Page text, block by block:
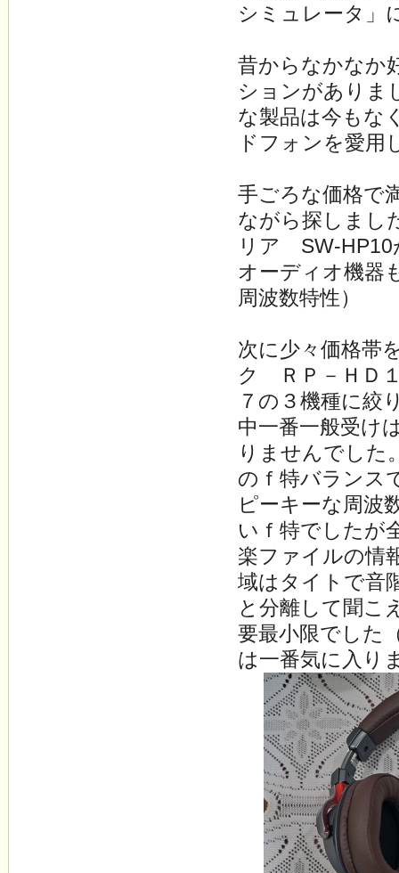
シミュレータ」
昔からなかなか
ションがありま
な製品は今もな
ドフォンを愛用
手ごろな価格で
ながら探しまし
リア SW-HP10
オーディオ機器
周波数特性）
次に少々価格帯
ク ＲＰ－ＨＤ
７の３機種に絞
中一番一般受け
りませんでした
のｆ特バランス
ピーキーな周波
いｆ特でしたが
楽ファイルの情
域はタイトで音
と分離して聞こ
要最小限でした
は一番気に入り